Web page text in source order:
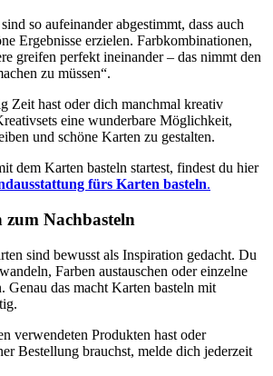
so aufeinander abgestimmt, dass auch
Ergebnisse erzielen. Farbkombinationen,
greifen perfekt ineinander – das nimmt den
zu müssen“.
Zeit hast oder dich manchmal kreativ
eine wunderbare Möglichkeit,
und schöne Karten zu gestalten.
dem Karten basteln startest, findest du hier
fürs Karten basteln.
Nachbasteln
sind bewusst als Inspiration gedacht. Du
Farben austauschen oder einzelne
Genau das macht Karten basteln mit
verwendeten Produkten hast oder
Bestellung brauchst, melde dich jederzeit